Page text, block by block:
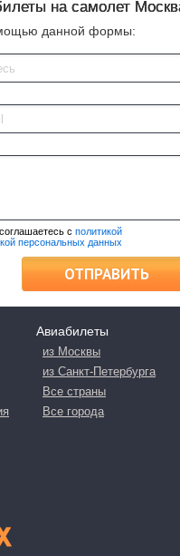
на самолет
данной формы:
с политикой
персональных данных
ОТПРАВИТЬ
Авиабилеты
из Москвы
из Санкт-Петербурга
Все страны
Все города